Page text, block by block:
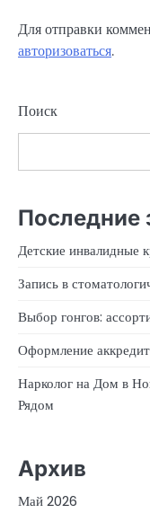
Для отправки
авторизоваться.
Поиск
Последние
Детские инвалидные
Запись в
Выбор гонгов:
Оформление
Нарколог на Дом в
Рядом
Архив
Май 2026